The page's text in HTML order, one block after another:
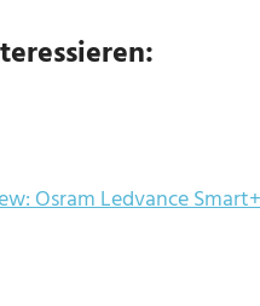
Osram Ledvance